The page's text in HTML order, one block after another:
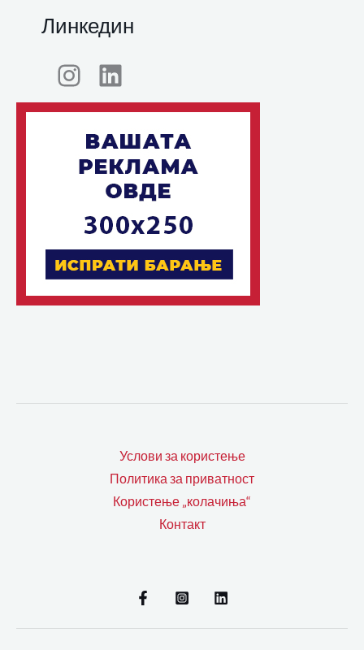
Линкедин
Услови за користење
Политика за приватност
Користење „колачиња“
Контакт